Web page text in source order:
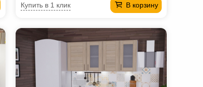
В корзину
Купить в 1 клик